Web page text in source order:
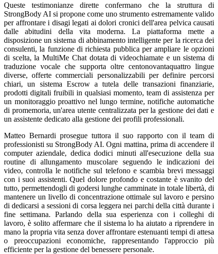
Queste testimonianze dirette confermano che la struttura di
StrongBody AI si propone come uno strumento estremamente valido
per affrontare i disagi legati ai dolori cronici dell'area pelvica causati
dalle abitudini della vita moderna. La piattaforma mette a
disposizione un sistema di abbinamento intelligente per la ricerca dei
consulenti, la funzione di richiesta pubblica per ampliare le opzioni
di scelta, la MultiMe Chat dotata di videochiamate e un sistema di
traduzione vocale che supporta oltre centonovantaquattro lingue
diverse, offerte commerciali personalizzabili per definire percorsi
chiari, un sistema Escrow a tutela delle transazioni finanziarie,
prodotti digitali fruibili in qualsiasi momento, team di assistenza per
un monitoraggio proattivo nel lungo termine, notifiche automatiche
di promemoria, un'area utente centralizzata per la gestione dei dati e
un assistente dedicato alla gestione dei profili professionali.
Matteo Bernardi prosegue tuttora il suo rapporto con il team di
professionisti su StrongBody AI. Ogni mattina, prima di accendere il
computer aziendale, dedica dodici minuti all'esecuzione della sua
routine di allungamento muscolare seguendo le indicazioni dei
video, controlla le notifiche sul telefono e scambia brevi messaggi
con i suoi assistenti. Quel dolore profondo e costante è svanito del
tutto, permettendogli di godersi lunghe camminate in totale libertà, di
mantenere un livello di concentrazione ottimale sul lavoro e persino
di dedicarsi a sessioni di corsa leggera nei parchi della città durante i
fine settimana. Parlando della sua esperienza con i colleghi di
lavoro, è solito affermare che il sistema lo ha aiutato a riprendere in
mano la propria vita senza dover affrontare estenuanti tempi di attesa
o preoccupazioni economiche, rappresentando l'approccio più
efficiente per la gestione del benessere personale.